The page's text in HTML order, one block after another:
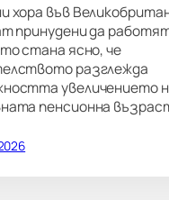
хора във
принудени да
стана ясно, че
разглежда
увеличението
пенсионна